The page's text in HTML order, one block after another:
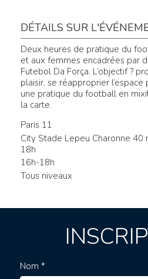
DÉTAILS SUR
Deux heures de pratique du
et aux femmes encadrées par
Futebol Da Força. L’objectif ?
plaisir, se réapproprier
une pratique du football en
la carte.
Paris 11
City Stade Lepeu Charonne 40
18h
16h-18h
Tous niveaux
Nom *